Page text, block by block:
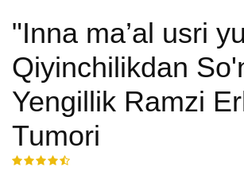
"Inna ma’al usri
Qiyinchilikdan
Yengillik Ramzi
Tumori